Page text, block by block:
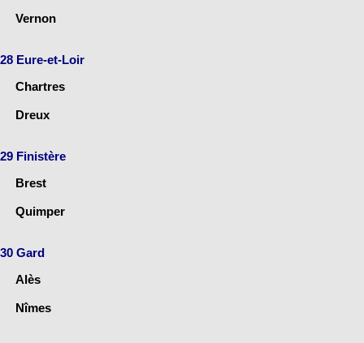
Vernon
28 Eure-et-Loir
Chartres
Dreux
29 Finistère
Brest
Quimper
30 Gard
Alès
Nîmes